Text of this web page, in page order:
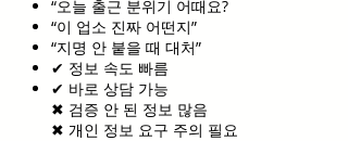
“오늘 출근 분위기 어때요?
“이 업소 진짜 어떤지”
“지명 안 붙을 때 대처”
✔ 정보 속도 빠름
✔ 바로 상담 가능
✖ 검증 안 된 정보 많음
✖ 개인 정보 요구 주의 필요